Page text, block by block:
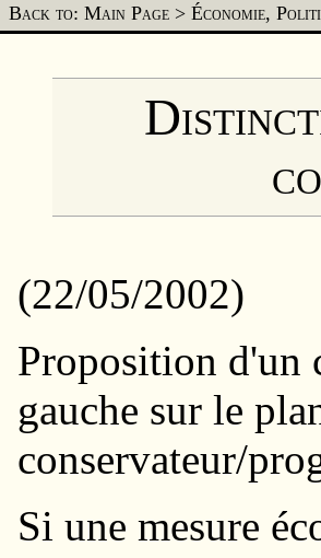
Back to: Main Page >Économie,
(22/05/2002)
Proposition d'un
gauche sur le
conservateur/
Si une mesure